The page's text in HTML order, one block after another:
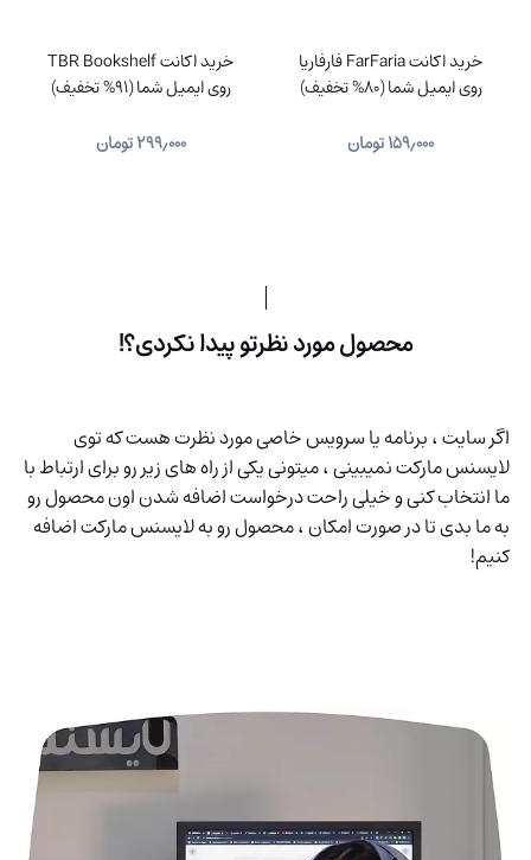
خرید اکانت FarFaria فارفاریا
روی ایمیل شما (80% تخفیف)
۱۵۹٫۰۰۰تومان
خرید اکانت TBR Bookshelf
روی ایمیل شما (91% تخفیف)
۲۹۹٫۰۰۰تومان
محصول مورد نظرتو پیدا نکردی؟!
اگر سایت ، برنامه یا سرویس خاصی مورد نظرت هست که توی
لایسنس مارکت نمیبینی ، میتونی یکی از راه های زیر رو برای ارتباط با
ما انتخاب کنی و خیلی راحت درخواست اضافه شدن اون محصول رو
به ما بدی تا در صورت امکان ، محصول رو به لایسنس مارکت اضافه
کنیم!